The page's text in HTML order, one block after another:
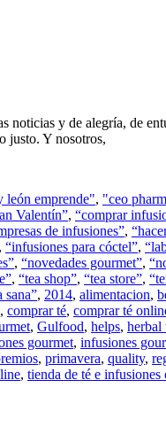
noticias y de alegría, de
justo. Y nosotros,
león emprende", "ceo
Valentín”, “comprar
de infusiones”,
, “infusiones para cóctel”,
, “novedades gourmet”,
, “tea shop”, “tea store”,
sana”, 2014, alimentacion,
, comprar té, comprar té
, Gulfood, helps, herbal
gourmet, infusiones
, primavera, quality,
, tienda de té e infusiones